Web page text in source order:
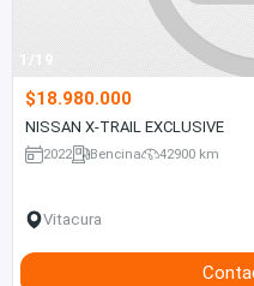
1/19
$18.980.000
NISSAN X-TRAIL EXCLUSIVE
2022 Bencina 42900 km
Vitacura